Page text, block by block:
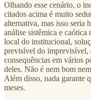
Olhando esse cenário, o
citados acima é muito
alternativa, mas isso seria
análise sistêmica e caótica
local do institucional,
previsível do imprevisível,
consequências em vários
deles. Não é nem bom
Além disso, nada garante
meses.